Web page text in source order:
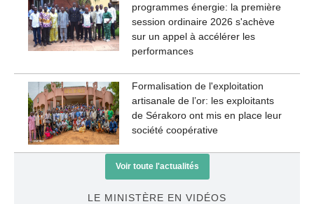
programmes énergie: la première
session ordinaire 2026 s'achève
sur un appel à accélérer les
performances
Formalisation de l'exploitation
artisanale de l’or: les exploitants
de Sérakoro ont mis en place leur
société coopérative
Voir toute l'actualités
LE MINISTÈRE EN VIDÉOS